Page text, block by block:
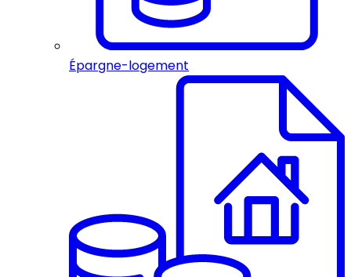
Épargne-logement